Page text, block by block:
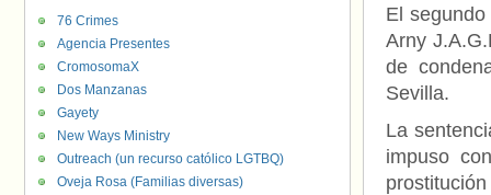
El
Arny
de
Sevilla.
La
impuso
76 Crimes
Agencia Presentes
CromosomaX
Dos Manzanas
Gayety
New Ways Ministry
Outreach (un recurso católico LGTBQ)
Oveja Rosa (Familias diversas)